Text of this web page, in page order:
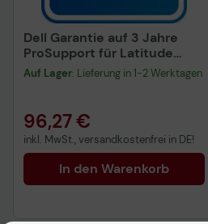
Dell Garantie auf 3 Jahre
ProSupport für Latitude
3xxx
Auf Lager: Lieferung in 1-2 Werktagen
96,27 €
inkl. MwSt., versandkostenfrei in DE!
In den Warenkorb